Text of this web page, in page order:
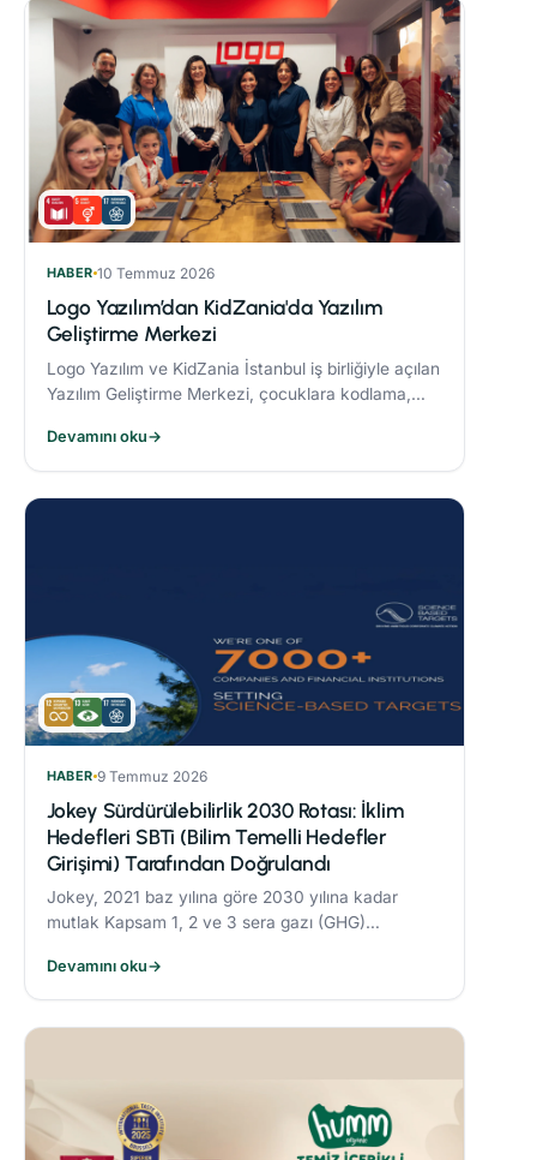
HABER 10 Temmuz 2026
Logo Yazılım’dan KidZania'da Yazılım
Geliştirme Merkezi
Logo Yazılım ve KidZania İstanbul iş birliğiyle açılan
Yazılım Geliştirme Merkezi, çocuklara kodlama,
kazandırmayı hedefliyor.
Devamını oku→
HABER 9 Temmuz 2026
Jokey Sürdürülebilirlik 2030 Rotası: İklim
Hedefleri SBTi (Bilim Temelli Hedefler
Girişimi) Tarafından Doğrulandı
Jokey, 2021 baz yılına göre 2030 yılına kadar
mutlak Kapsam 1, 2 ve 3 sera gazı (GHG)
etmektedir.
Devamını oku→